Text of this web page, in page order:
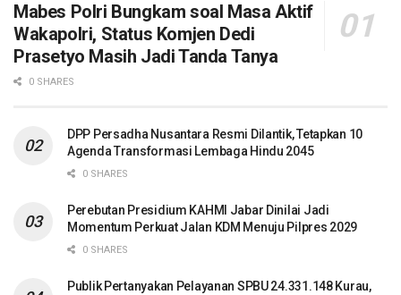
Mabes Polri Bungkam soal Masa Aktif
Wakapolri, Status Komjen Dedi
Prasetyo Masih Jadi Tanda Tanya
0 SHARES
DPP Persadha Nusantara Resmi Dilantik, Tetapkan 10
Agenda Transformasi Lembaga Hindu 2045
0 SHARES
Perebutan Presidium KAHMI Jabar Dinilai Jadi
Momentum Perkuat Jalan KDM Menuju Pilpres 2029
0 SHARES
Publik Pertanyakan Pelayanan SPBU 24.331.148 Kurau,